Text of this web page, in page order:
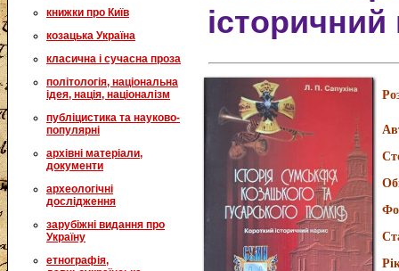
книжки про Київ
козацька Україна
класична і сучасна проза
політологія, національна
ідея, нація, націоналізм
публіцистика та науково-
популярні
архівні матеріали,
документи
археологічні
дослідження
зарубіжні видання про
Україну
етнографія,